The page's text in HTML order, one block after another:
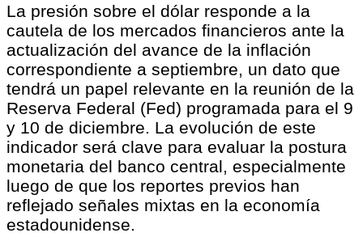
La presión sobre el dólar responde a la
cautela de los mercados financieros ante la
actualización del avance de la inflación
correspondiente a septiembre, un dato que
tendrá un papel relevante en la reunión de la
Reserva Federal (Fed) programada para el 9
y 10 de diciembre. La evolución de este
indicador será clave para evaluar la postura
monetaria del banco central, especialmente
luego de que los reportes previos han
reflejado señales mixtas en la economía
estadounidense.